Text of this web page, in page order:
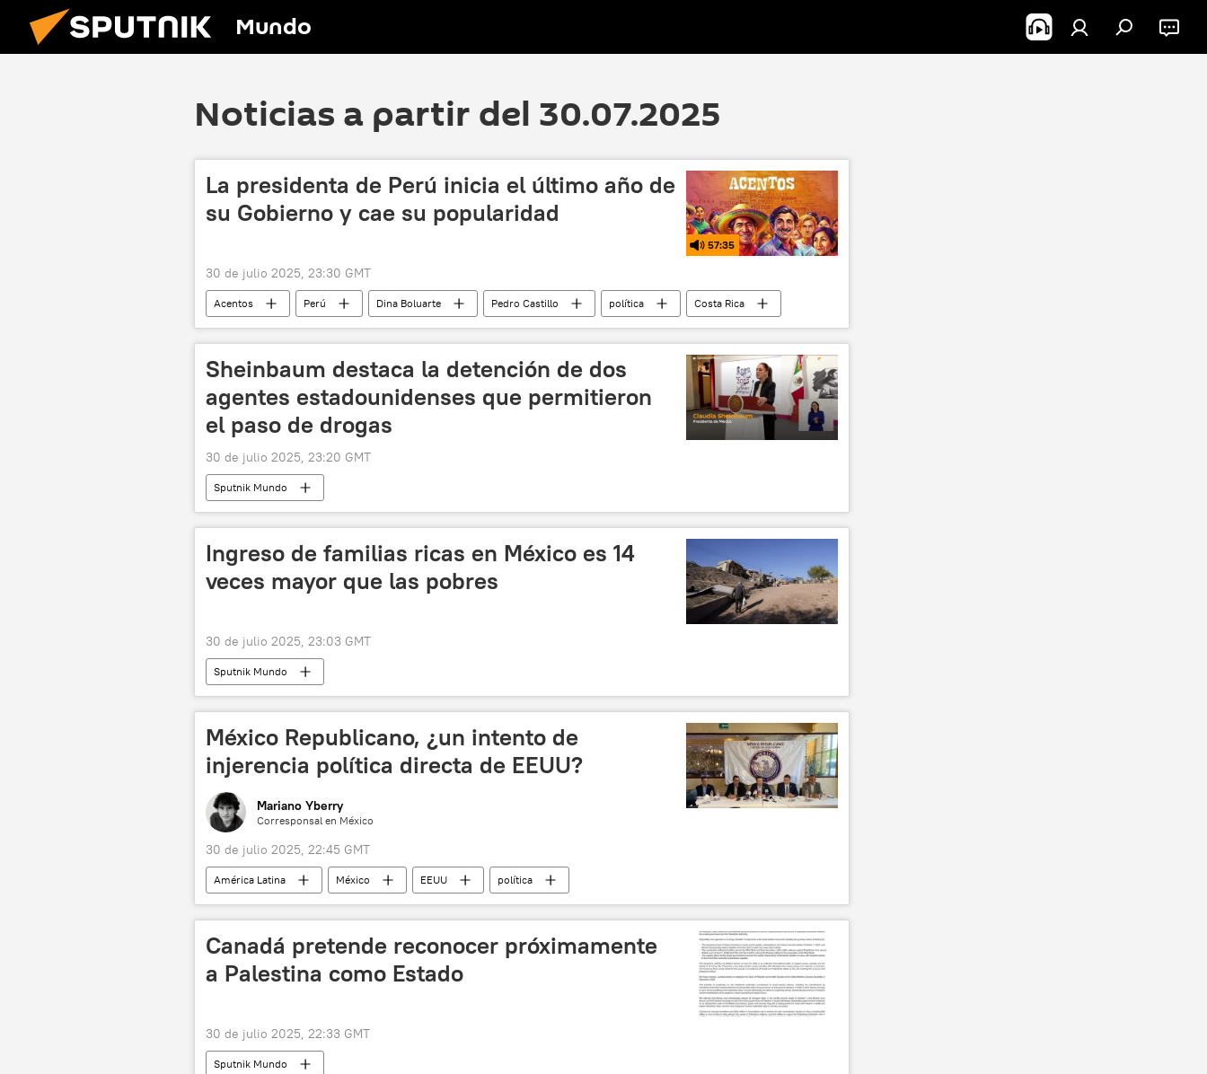
Mundo
Noticias a partir del 30.07.2025
La presidenta de Perú inicia el último año de
su Gobierno y cae su popularidad
57:35
30 de julio 2025, 23:30 GMT
Acentos Perú Dina Boluarte Pedro Castillo política
Costa Rica
Uruguay
Yamandú Orsi
Sheinbaum destaca la detención de dos
agentes estadounidenses que permitieron
el paso de drogas
30 de julio 2025, 23:20 GMT
Sputnik Mundo
Ingreso de familias ricas en México es 14
veces mayor que las pobres
30 de julio 2025, 23:03 GMT
Sputnik Mundo
México Republicano, ¿un intento de
injerencia política directa de EEUU?
Mariano Yberry
Corresponsal en México
30 de julio 2025, 22:45 GMT
América Latina México EEUU
política
Instituto Nacional Electoral (INE) de México
Partido Republicano (EEUU)
Canadá pretende reconocer próximamente
a Palestina como Estado
30 de julio 2025, 22:33 GMT
Sputnik Mundo